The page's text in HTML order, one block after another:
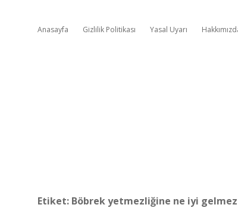
Anasayfa Gizlilik Politikası Yasal Uyarı
Etiket: Böbrek yetmezliğine ne iyi gelmez